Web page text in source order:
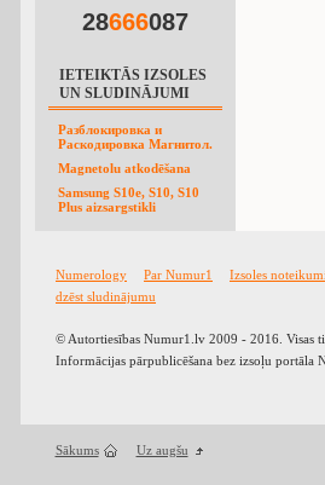
28666087
IETEIKTĀS IZSOLES
UN SLUDINĀJUMI
Разблокировка и
Раскодировка Магнитол.
Magnetolu atkodēšana
Samsung S10e, S10, S10
Plus aizsargstikli
Numerology Par Numur1 Izsoles noteikumi
dzēst sludinājumu
© Autortiesības Numur1.lv 2009 - 2016. Visas
Informācijas pārpublicēšana bez izsoļu
Sākums Uz augšu